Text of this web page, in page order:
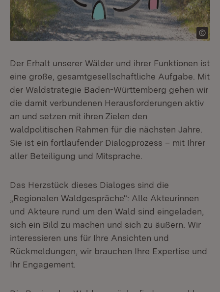
Der Erhalt unserer Wälder und ihrer Funktionen ist
eine große, gesamtgesellschaftliche Aufgabe. Mit
der Waldstrategie Baden-Württemberg gehen wir
die damit verbundenen Herausforderungen aktiv
an und setzen mit ihren Zielen den
waldpolitischen Rahmen für die nächsten Jahre.
Sie ist ein fortlaufender Dialogprozess – mit Ihrer
aller Beteiligung und Mitsprache.
Das Herzstück dieses Dialoges sind die
„Regionalen Waldgespräche“: Alle Akteurinnen
und Akteure rund um den Wald sind eingeladen,
sich ein Bild zu machen und sich zu äußern. Wir
interessieren uns für Ihre Ansichten und
Rückmeldungen, wir brauchen Ihre Expertise und
Ihr Engagement.